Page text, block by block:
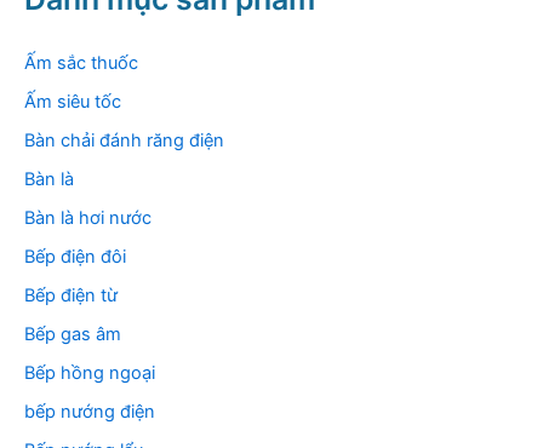
i
m
Ấm sắc thuốc
Ấm siêu tốc
Bàn chải đánh răng điện
Bàn là
Bàn là hơi nước
Bếp điện đôi
Bếp điện từ
Bếp gas âm
Bếp hồng ngoại
bếp nướng điện